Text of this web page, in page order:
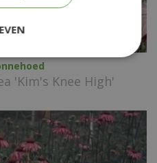
'Kim's Knee High'